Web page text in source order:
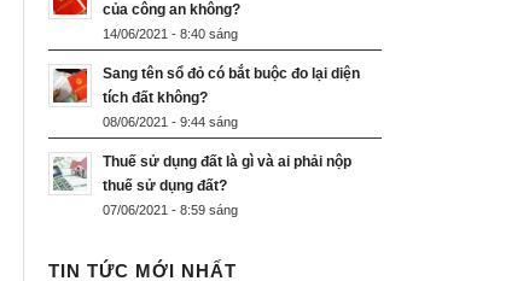
của công an không?
14/06/2021 - 8:40 sáng
Sang tên sổ đỏ có bắt buộc đo lại diện
tích đất không?
08/06/2021 - 9:44 sáng
Thuế sử dụng đất là gì và ai phải nộp
thuế sử dụng đất?
07/06/2021 - 8:59 sáng
TIN TỨC MỚI NHẤT